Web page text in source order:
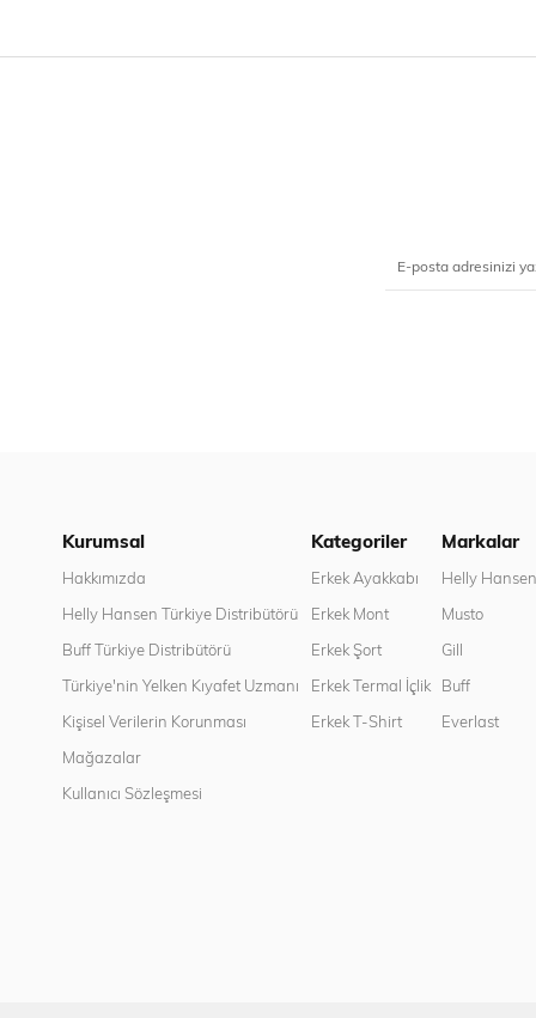
Kurumsal
Hakkımızda
Helly Hansen Türkiye Distribütörü
Buff Türkiye Distribütörü
Türkiye'nin Yelken Kıyafet Uzmanı
Kişisel Verilerin Korunması
Mağazalar
Kullanıcı Sözleşmesi
Kategoriler
Erkek Ayakkabı
Erkek Mont
Erkek Şort
Erkek Termal İçlik
Erkek T-Shirt
Markalar
Helly Hansen
Musto
Gill
Buff
Everlast